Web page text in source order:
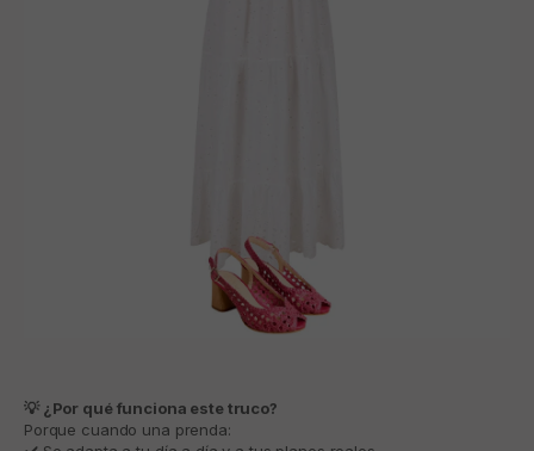
💡 ¿Por qué funciona este truco?
Porque cuando una prenda: